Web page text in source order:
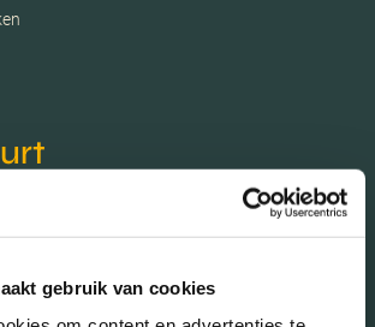
gebruik van cookies
Café